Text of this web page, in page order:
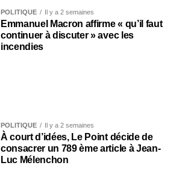
POLITIQUE Il y a 2 semaines
Emmanuel Macron affirme « qu’il faut
continuer à discuter » avec les
incendies
POLITIQUE Il y a 2 semaines
À court d’idées, Le Point décide de
consacrer un 789 ème article à Jean-
Luc Mélenchon